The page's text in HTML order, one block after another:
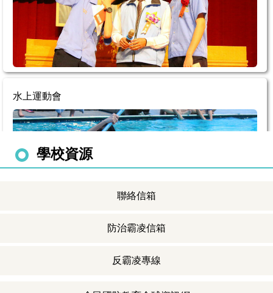
竹林running man 路跑活動
學校資源
聯絡信箱
防治霸凌信箱
反霸凌專線